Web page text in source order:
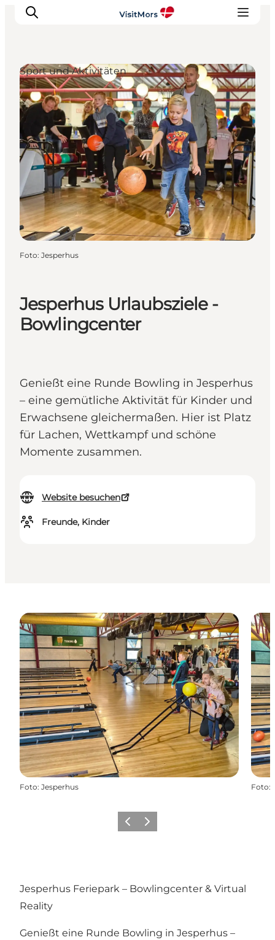
Aktivitäten
Erlebnisse
Infos über Mors
Unterkunft
Pauschalreisen / Urlaub
Planen Sie Ihre Reise
Jesperhus Urlaubsziele -
Bowlingcenter
Genießt eine Runde Bowling in Jesperhus
– eine gemütliche Aktivität für Kinder und
Erwachsene gleichermaßen. Hier ist Platz
für Lachen, Wettkampf und schöne
Momente zusammen.
Website besuchen
Freunde, Kinder
Sport und Aktivitäten
Foto: Jesperhus
Foto: Jesperhus Foto:
Vorherige Folie
Nächste Folie
Jesperhus Feriepark – Bowlingcenter & Virtual
Reality
Genießt eine Runde Bowling in Jesperhus –